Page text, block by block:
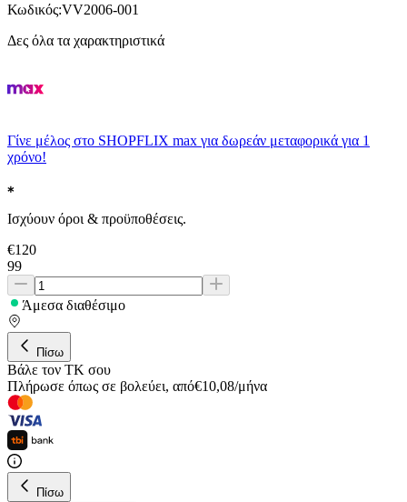
Κωδικός:VV2006-001
Δες όλα τα χαρακτηριστικά
Γίνε μέλος στο SHOPFLIX max για δωρεάν μεταφορικά για 1
χρόνο!
Ισχύουν όροι & προϋποθέσεις.
€120
99
Άμεσα διαθέσιμο
Πίσω
Βάλε τον ΤΚ σου
Πλήρωσε όπως σε βολεύει, από€10,08/μήνα
Πίσω